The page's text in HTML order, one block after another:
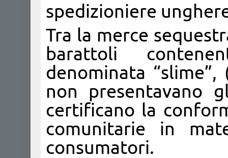
spedizioniere
Tra la merce
barattoli
denominata
non presentavano
certificano la
comunitarie in
consumatori.